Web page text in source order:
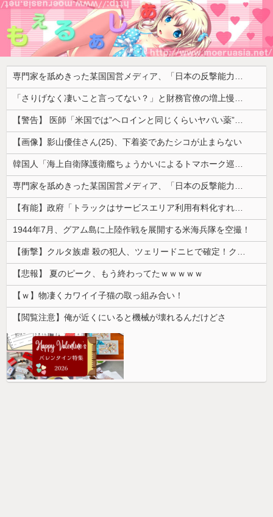
専門家を舐めきった某国国営メディア、「日本の反撃能力が地域を不安定化させている」というストーリーで番組制作を進めようとするも……
「さりげなく凄いこと言ってない？」と財務官僚の増上慢っぷりに衝撃を受ける人が続出、なぜ官僚にすぎない財務省が……
【警告】 医師「米国では”ヘロインと同じくらいヤバい薬”が日本では平気で処方されてる」
【画像】影山優佳さん(25)、下着姿であたシコが止まらない
韓国人「海上自衛隊護衛艦ちょうかいによるトマホーク巡航ミサイルの実射試験に韓国人が衝撃！」→「着々と進む最新鋭の防衛装備‥」
専門家を舐めきった某国国営メディア、「日本の反撃能力が地域を不安定化させている」というストーリーで番組制作を進めようとするも……
【有能】政府「トラックはサービスエリア利用有料化すればサボらず走るし流問題解決じゃね？」
1944年7月、グアム島に上陸作戦を展開する米海兵隊を空撮！
【衝撃】クルタ族虐 殺の犯人、ツェリードニヒで確定！クロロの演劇のせいで2人も無駄死ににwwww
【悲報】 夏のピーク、もう終わってたｗｗｗｗｗ
【ｗ】物凄くカワイイ子猫の取っ組み合い！
【閲覧注意】俺が近くにいると機械が壊れるんだけどさ